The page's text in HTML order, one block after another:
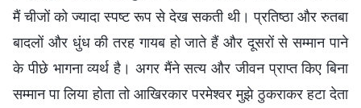
मैं चीजों को ज्यादा स्पष्ट रूप से देख सकती थी। प्रतिष्ठा और रुतबा
बादलों और धुंध की तरह गायब हो जाते हैं और दूसरों से सम्मान पाने
के पीछे भागना व्यर्थ है। अगर मैंने सत्य और जीवन प्राप्त किए बिना
सम्मान पा लिया होता तो आखिरकार परमेश्वर मुझे ठुकराकर हटा देता